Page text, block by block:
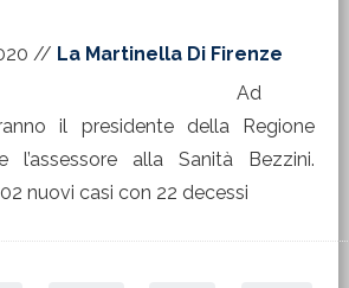
// La Martinella Di Firenze
Ad
il presidente della Regione
l’assessore alla Sanità Bezzini.
nuovi casi con 22 decessi